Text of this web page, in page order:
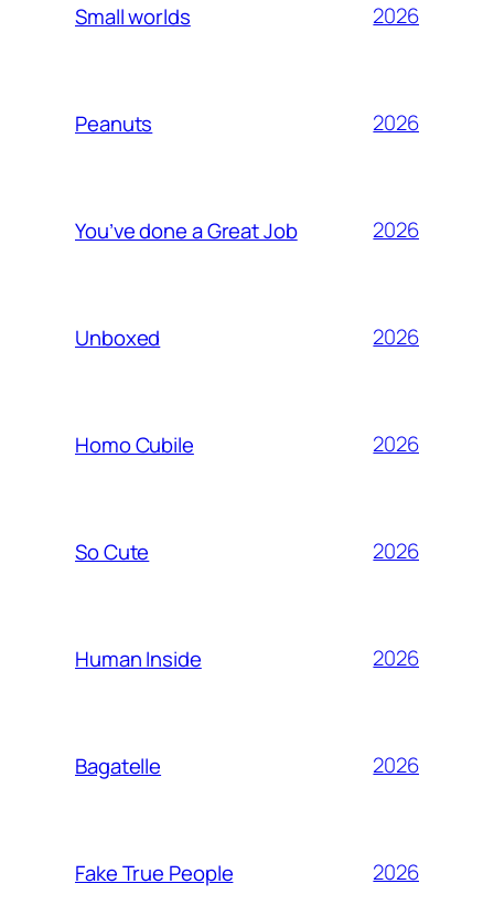
Small worlds 2026
Peanuts 2026
You’ve done a Great Job 2026
Unboxed 2026
Homo Cubile 2026
So Cute 2026
Human Inside 2026
Bagatelle 2026
Fake True People 2026